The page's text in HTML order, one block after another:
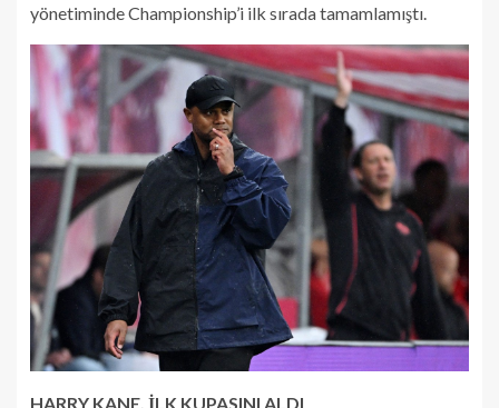
yönetiminde Championship’i ilk sırada tamamlamıştı.
HARRY KANE, İLK KUPASINI ALDI